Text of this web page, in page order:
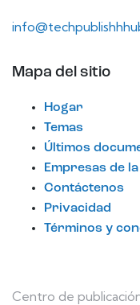
Mapa del sitio
Hogar
Temas
Últimos
Empresas de la
Contáctenos
Privacidad
Términos y
Centro de